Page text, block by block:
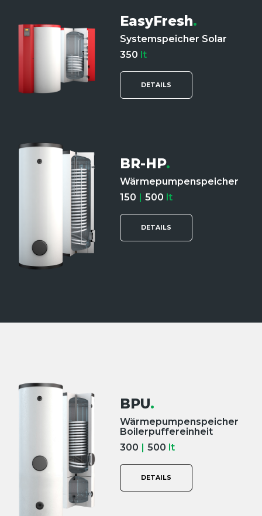
EasyFresh.
Systemspeicher Solar
350 lt
DETAILS
BR-HP.
Wärmepumpenspeicher
150 | 500 lt
DETAILS
BPU.
Wärmepumpenspeicher
Boilerpuffereinheit
300
500 lt
DETAILS